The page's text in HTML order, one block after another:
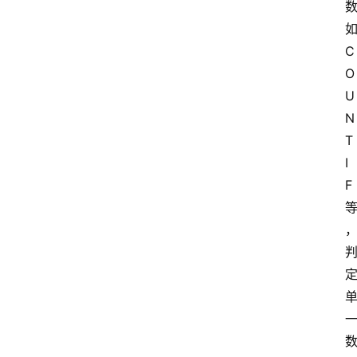
数
如
C
O
U
N
T
I
F
等
，
判
定
单
一
数